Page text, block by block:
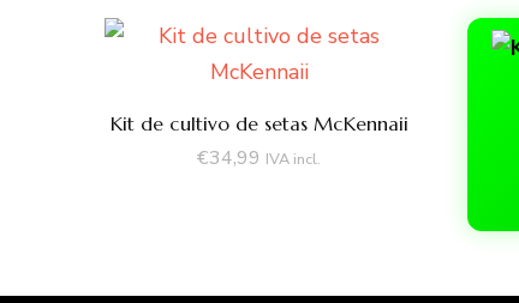
alto
Kit de cultivo de setas McKennaii
€34,99 IVA incl.